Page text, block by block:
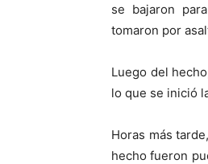
se bajaron
tomaron por
Luego del
lo que se inició
Horas más
hecho fueron